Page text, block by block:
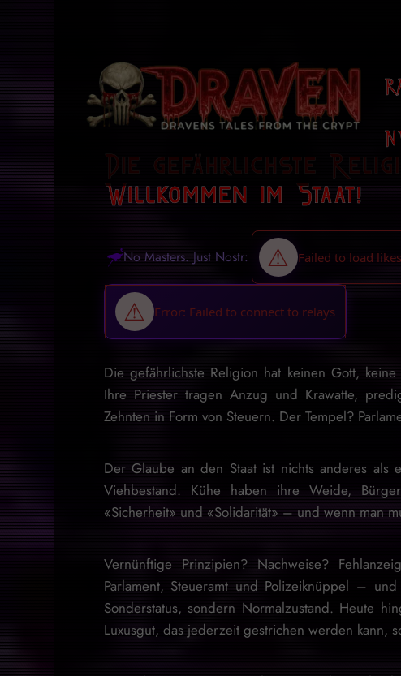
Willkommen im Staat!
No Masters. Just Nostr:
Die gefährlichste Religion hat keinen Gott,
Ihre Priester tragen Anzug und Krawatte,
Zehnten in Form von Steuern. Der Tempel?
Der Glaube an den Staat ist nichts anderes als
Viehbestand. Kühe haben ihre Weide,
«Sicherheit» und «Solidarität» – und wenn man
Vernünftige Prinzipien? Nachweise?
Parlament, Steueramt und Polizeiknüppel –
Sonderstatus, sondern Normalzustand. Heute
Luxusgut, das jederzeit gestrichen werden kann,